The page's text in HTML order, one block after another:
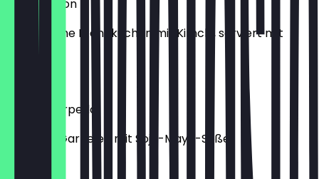
Kimchi-Jeon
Koreanische Pfannkuchen mit Kimchi, serviert mit
Sojasoße
Shrimp Torpedo
Frittierte Garnelen mit Soja-Mayo-Soße